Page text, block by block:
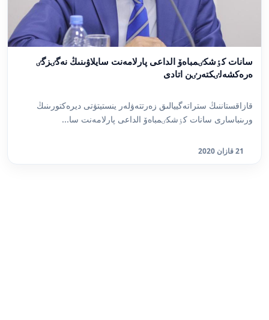
سانات كٶشكٸمباەۆ الداعى پارلامەنت سايلاۋىنىڭ نەگٸزگٸ
ەرەكشەلٸكتەرٸن اتادى
قازاقستاننىڭ ستراتەگييالىق زەرتتەۋلەر ينستيتۋتى ديرەكتورىنىڭ
ورىنباسارى سانات كٶشكٸمباەۆ الداعى پارلامەنت سا...
21 قازان 2020